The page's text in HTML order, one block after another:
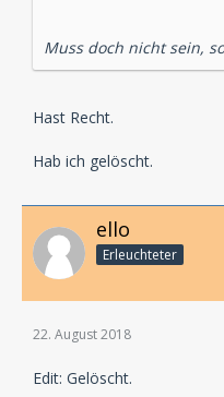
Muss doch nicht sein,
Hast Recht.
Hab ich gelöscht.
ello
Erleuchteter
22. August 2018
Edit: Gelöscht.